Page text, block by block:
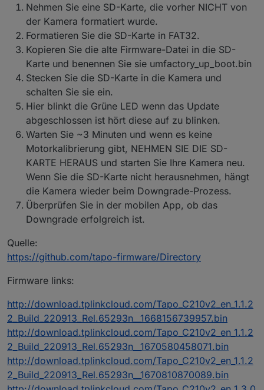
ein paar Lampen
P110 erhalten keinen aktuellen Statur zB.
aktuelle Watt.
Nur ein einziger P110 bekommt aktuelle Daten
gepollt!
Alle P110 (wie auch die P100) sind selbe
Hardwareversion und sind am gleichen
Firmwarestand
P110 HW Version 1.0; FW 1.2.3 Build 230425
Rel.142542
Der einzige P110 der "funktioniert" hat
zusätzlich zum Wert "current_power" in
Milliwatt auch den Wert "current", der die
aktuelle Wattleistung identisch zur Android
Smartphone App in Watt anzeigt.
Alle vier P110 haben die selben Einstellungen,
sind im selben Netz, RPi ist ebenso im selben
Netz, alle erhalten reservierte IP vom DHCP,
alle haben uneingeschränkten Zugang ins
Internet, alle zeigen im Smartphone App
korrekte Werte an und sind erreichbar /
Beide Hub H100 werden als P100 initialisiert?!
Es erscheint im Log laufend diese
Fehlermeldung:
probably your credentials are not valid. Please
make sure you set your TAPO Cloud
password
Nehmen Sie eine SD-Karte, die vorher NICHT von
der Kamera formatiert wurde.
Formatieren Sie die SD-Karte in FAT32.
Kopieren Sie die alte Firmware-Datei in die SD-
Karte und benennen Sie sie umfactory_up_boot.bin
Stecken Sie die SD-Karte in die Kamera und
schalten Sie sie ein.
Hier blinkt die Grüne LED wenn das Update
abgeschlossen ist hört diese auf zu blinken.
Warten Sie ~3 Minuten und wenn es keine
Motorkalibrierung gibt, NEHMEN SIE DIE SD-
KARTE HERAUS und starten Sie Ihre Kamera neu.
Wenn Sie die SD-Karte nicht herausnehmen, hängt
die Kamera wieder beim Downgrade-Prozess.
Überprüfen Sie in der mobilen App, ob das
Downgrade erfolgreich ist.
Quelle:
https://github.com/tapo-firmware/Directory
Firmware links:
http://download.tplinkcloud.com/Tapo_C210v2_en_1.1.2
2_Build_220913_Rel.65293n__1668156739957.bin
http://download.tplinkcloud.com/Tapo_C210v2_en_1.1.2
2_Build_220913_Rel.65293n__1670580458071.bin
http://download.tplinkcloud.com/Tapo_C210v2_en_1.1.2
2_Build_220913_Rel.65293n__1670810870089.bin